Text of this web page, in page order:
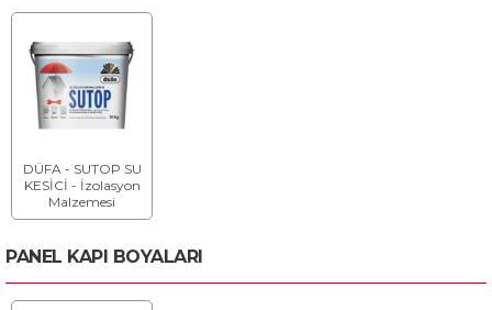
DÜFA - SUTOP SU
KESİCİ - İzolasyon
Malzemesi
PANEL KAPI BOYALARI